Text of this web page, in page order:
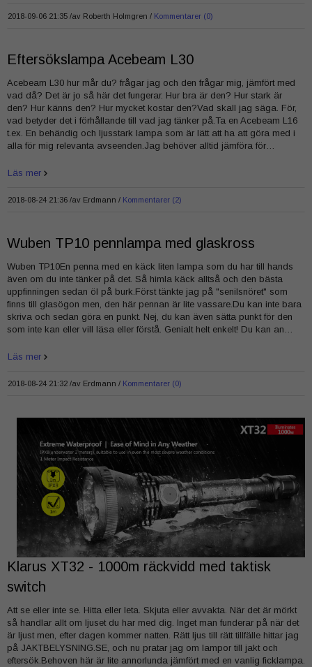
2018-09-06 21:35 /av Roberth Holmgren Kommentarer (0)
Eftersökslampa Acebeam L30
Acebeam L30 hur mår du? frågar jag och den frågar mig, jämfört med
vad då? Det är jo så här det fungerar. Hur bra är den? Hur stark är
den? Hur känns den? Hur mycket kostar den?Vad skall jag säga. För,
vad betyder det i förhållande till vad jag tänker på.Ta en Acebeam L16
t.ex. En behändig och ljusstark lampa som är lätt att ha att göra med i
alla för mig relevanta avseenden.Jag behöver alltid jämföra för…
2018-08-24 21:36 /av Erdmann Kommentarer (2)
Läs mer
Wuben TP10 pennlampa med glaskross
Wuben TP10En penna med en käck liten lampa som du har till hands
även om du inte tänker på det. Så himla käck alltså och den bästa
uppfinningen sedan öl på burk.Först tänkte jag på "senilsnöret" som
finns till glasögon men, den här pennan är lite vassare.Du kan inte bara
skriva och sedan göra en punkt. Nej, du kan även sätta punkt för den
som inte kan eller vill läsa eller förstå. Genialt helt enkelt! Du kan an…
2018-08-24 21:32 /av Erdmann Kommentarer (0)
Läs mer
Klarus XT32 - 1000m räckvidd med taktisk
switch
Att se eller inte se. Hitta eller leta. Skjuta eller avvakta. När det är mörkt
så handlar allt om ljuset du har med dig. Inget man funderar på när det
är ljust men, efter dagen kommer natten. Rätt ljus till rätt tillfälle hittar jag
på JAKTBELYSNING.SE, och nu pratar jag om lampor till jakt och
eftersök.Behoven här är lite annorlunda jämfört med en vanlig ficklampa.